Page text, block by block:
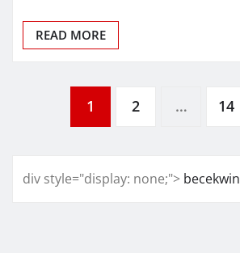
READ MORE
1 2 … 14
div style="display: none;"> becekwin